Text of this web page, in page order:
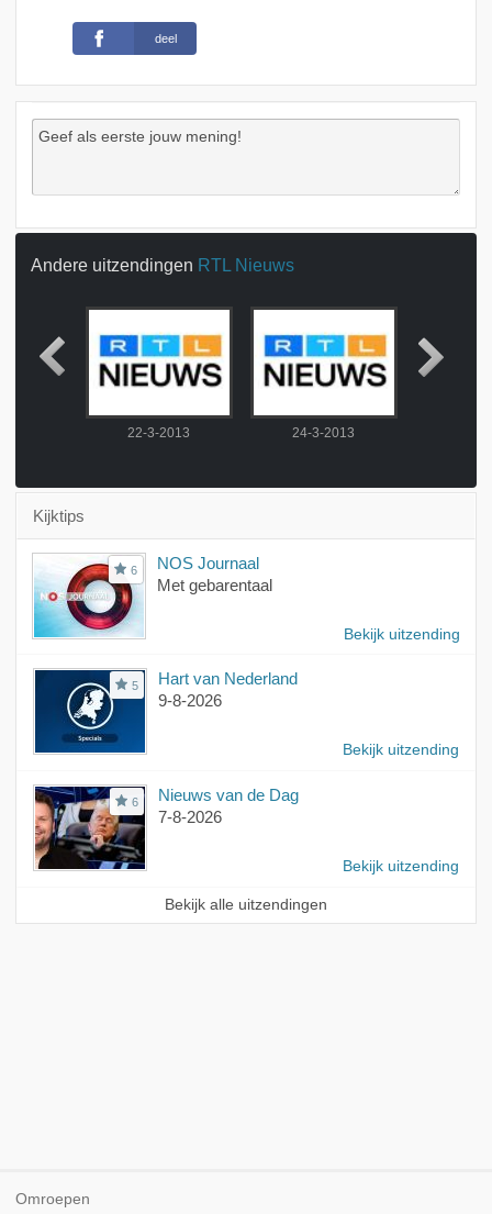
deel
Andere uitzendingen RTL Nieuws
22-3-2013 24-3-2013
Kijktips
6
NOS Journaal
Met gebarentaal
Bekijk uitzending
5
Hart van Nederland
9-8-2026
Bekijk uitzending
6
Nieuws van de Dag
7-8-2026
Bekijk uitzending
Bekijk alle uitzendingen
Omroepen